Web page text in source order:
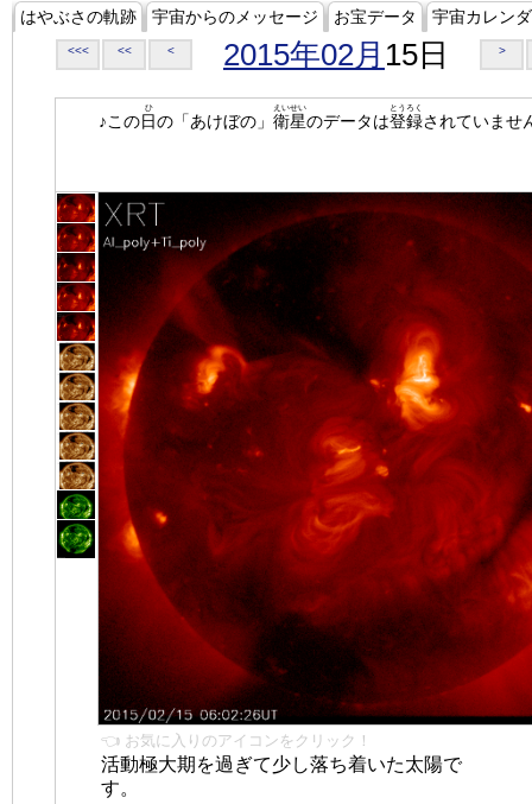
はやぶさの軌跡 宇宙からのメッセージ お宝データ 宇宙カレン
<<< << < 2015年02月 15日 >
♪この日
ひ
の「あけぼの」 衛星
えいせい
のデータは登録
とうろく
されていませ
👈 お気に入りのアイコンをクリック！
活動極大期を過ぎて少し落ち着いた太陽で
す。